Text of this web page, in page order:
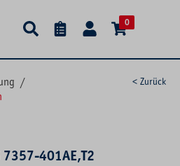
0
/
< Zurück
7357-401AE,T2